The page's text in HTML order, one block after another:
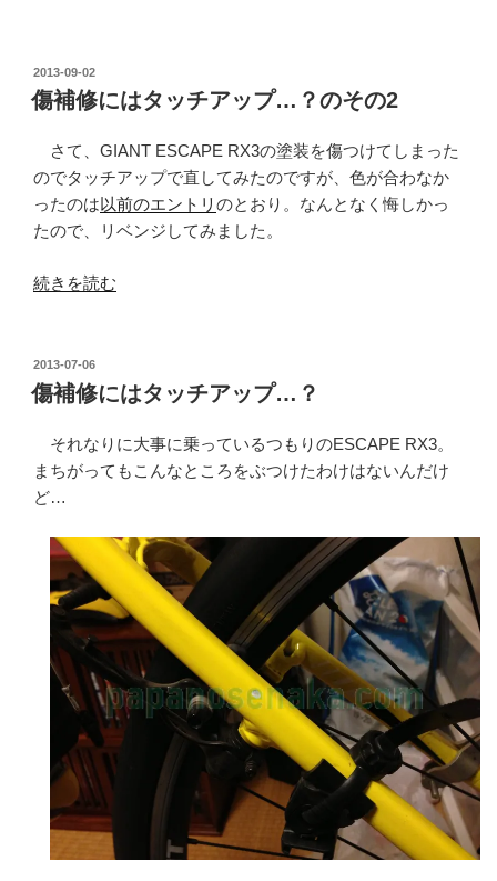
(サ
ド
革
を
貼
替
み
た。”
投
稿
日:
2013-09-02
傷補修にはタッチアップ…？のその2
さて、GIANT ESCAPE RX3の塗装を傷つけてしまった
のでタッチアップで直してみたのですが、色が合わなか
ったのは以前のエントリ のとおり。なんとなく悔しかっ
たので、リベンジしてみました。
“傷
に
は
チ
ア
プ…？
続きを読む
投
稿
日:
2013-07-06
傷補修にはタッチアップ…？
それなりに大事に乗っているつもりのESCAPE RX3。
まちがってもこんなところをぶつけたわけはないんだけ
ど…